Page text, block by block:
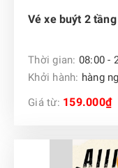
Vé xe buýt 2
Thời gian: 08:00 -
Khởi hành: hàng
Giá từ: 159.000₫